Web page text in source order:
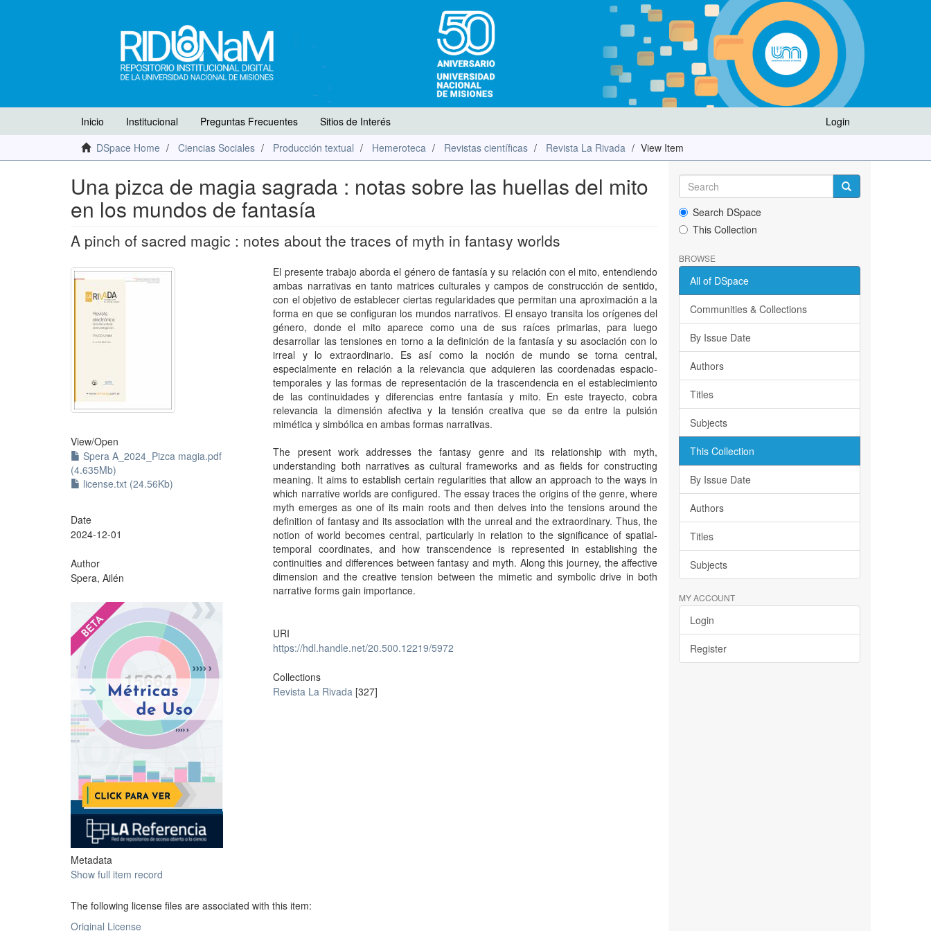
Login
Inicio Institucional Preguntas Frecuentes
Sitios de Interés
DSpace Home
Ciencias Sociales Producción textual Hemeroteca Revistas científicas Revista La Rivada View Item
Una pizca de magia sagrada : notas sobre las huellas del mito
en los mundos de fantasía
A pinch of sacred magic : notes about the traces of myth in fantasy worlds
View/Open
Spera A_2024_Pizca magia.pdf
(4.635Mb)
license.txt (24.56Kb)
Date
2024-12-01
Author
Spera, Ailén
?
Metadata
Show full item record
El presente trabajo aborda el género de fantasía y su relación con el mito, entendiendo
ambas narrativas en tanto matrices culturales y campos de construcción de sentido,
con el objetivo de establecer ciertas regularidades que permitan una aproximación a la
forma en que se configuran los mundos narrativos. El ensayo transita los orígenes del
género, donde el mito aparece como una de sus raíces primarias, para luego
desarrollar las tensiones en torno a la definición de la fantasía y su asociación con lo
irreal y lo extraordinario. Es así como la noción de mundo se torna central,
especialmente en relación a la relevancia que adquieren las coordenadas espacio-
temporales y las formas de representación de la trascendencia en el establecimiento
de las continuidades y diferencias entre fantasía y mito. En este trayecto, cobra
relevancia la dimensión afectiva y la tensión creativa que se da entre la pulsión
mimética y simbólica en ambas formas narrativas.
The present work addresses the fantasy genre and its relationship with myth,
understanding both narratives as cultural frameworks and as fields for constructing
meaning. It aims to establish certain regularities that allow an approach to the ways in
which narrative worlds are configured. The essay traces the origins of the genre, where
myth emerges as one of its main roots and then delves into the tensions around the
definition of fantasy and its association with the unreal and the extraordinary. Thus, the
notion of world becomes central, particularly in relation to the significance of spatial-
temporal coordinates, and how transcendence is represented in establishing the
continuities and differences between fantasy and myth. Along this journey, the affective
dimension and the creative tension between the mimetic and symbolic drive in both
narrative forms gain importance.
URI
https://hdl.handle.net/20.500.12219/5972
Collections
Revista La Rivada [327]
The following license files are associated with this item:
Original License
Search DSpace
This Collection
BROWSE
All of DSpace
Communities & Collections
By Issue Date
Authors
Titles
Subjects
This Collection
By Issue Date
Authors
Titles
Subjects
MY ACCOUNT
Login
Register